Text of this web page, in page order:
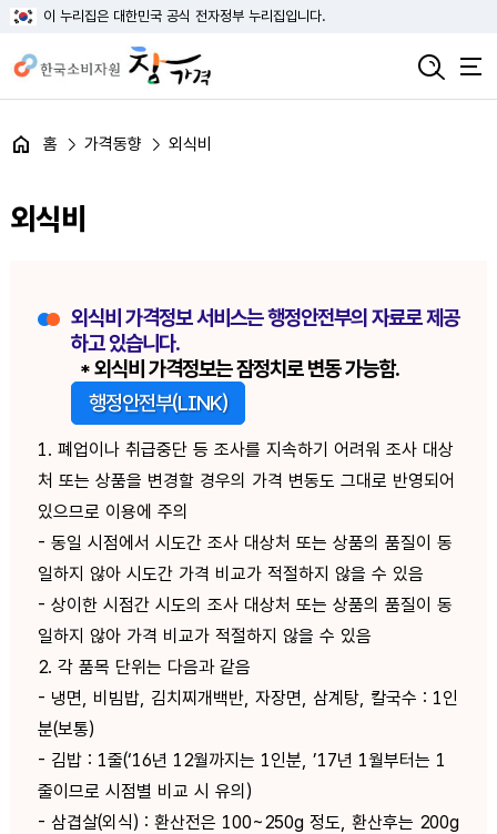
이 누리집은 대한민국 공식 전자정부 누리집입니다.
홈 가격동향 외식비
외식비
외식비 가격정보 서비스는 행정안전부의 자료로 제공
하고 있습니다.
* 외식비 가격정보는 잠정치로 변동 가능함.
행정안전부(LINK)
1. 폐업이나 취급중단 등 조사를 지속하기 어려워 조사 대상
처 또는 상품을 변경할 경우의 가격 변동도 그대로 반영되어
있으므로 이용에 주의
- 동일 시점에서 시도간 조사 대상처 또는 상품의 품질이 동
일하지 않아 시도간 가격 비교가 적절하지 않을 수 있음
- 상이한 시점간 시도의 조사 대상처 또는 상품의 품질이 동
일하지 않아 가격 비교가 적절하지 않을 수 있음
2. 각 품목 단위는 다음과 같음
- 냉면, 비빔밥, 김치찌개백반, 자장면, 삼계탕, 칼국수 : 1인
분(보통)
- 김밥 : 1줄(‘16년 12월까지는 1인분, ’17년 1월부터는 1
줄이므로 시점별 비교 시 유의)
- 삼겹살(외식) : 환산전은 100~250g 정도, 환산후는 200g